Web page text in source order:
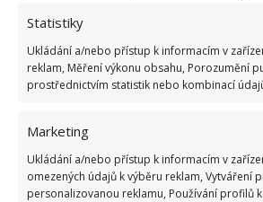
Statistiky
Ukládání a/nebo přístup k informacím v
reklam, Měření výkonu obsahu, Porozumění
prostřednictvím statistik nebo kombinací
Marketing
Ukládání a/nebo přístup k informacím v
omezených údajů k výběru reklam, Vytváření
personalizovanou reklamu, Používání profilů
se kyselého zápachu, po vyprání a
tento odér zmizí.
kondicionér